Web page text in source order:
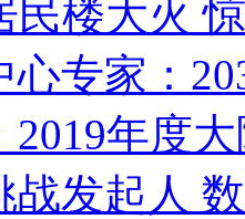
民楼大火
心专家：
2019年度
战发起人